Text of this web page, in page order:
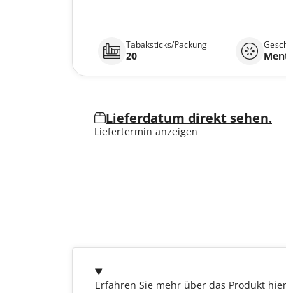
Tabaksticks/Packung
20
Lieferdatum direkt sehen.
Liefertermin anzeigen
Erfahren Sie mehr über das Produkt hier